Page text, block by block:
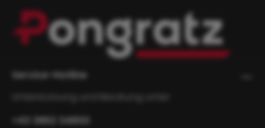
Service-Hotline
+43 3862 34800